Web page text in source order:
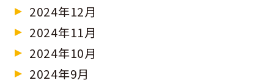
2024年12月
2024年11月
2024年10月
2024年9月